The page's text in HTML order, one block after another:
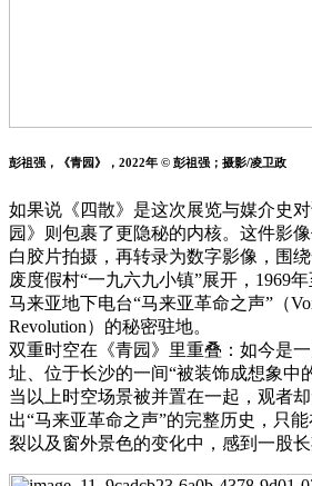
彭祖强，《青园》，2022年 © 彭祖强；摄影/凌卫政
如果说《四散》是这次展览与媒介史
园》则包裹了更隐秘的内核。这件影
白胶片拍摄，再转录为数字影像，围
废度假村“一九六九小镇”展开，1969
马来亚地下电台“马来亚革命之声”（
Revolution）的秘密驻地。
双重时空在《青园》里重叠：如今是
址、位于长沙的一间“被装饰成想象中
当以上时空场景被并置在一起，观者
出“马来亚革命之声”的完整历史，只
裂以及窗外景色的变化中，感到一股长